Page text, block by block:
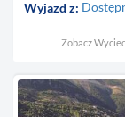
Wyjazd z:
Zobacz